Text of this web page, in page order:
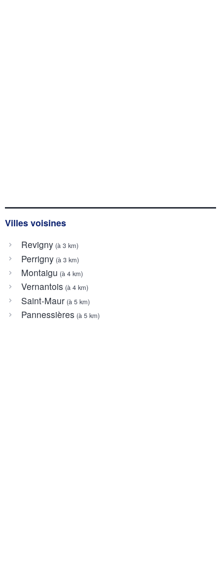
Villes voisines
Revigny(à 3 km)
Perrigny(à 3 km)
Montaigu (à 4 km)
Vernantois (à 4 km)
Saint-Maur(à 5 km)
Pannessières (à 5 km)